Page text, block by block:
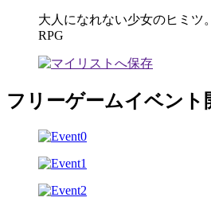
大人になれない少女のヒミ
RPG
フリーゲームイベント